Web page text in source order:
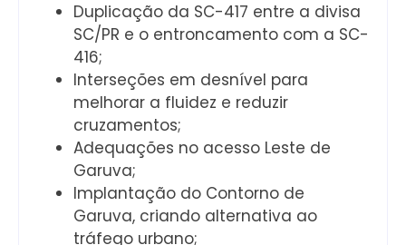
Duplicação da SC-417 entre a divisa
SC/PR e o entroncamento com a SC-
416;
Interseções em desnível para
melhorar a fluidez e reduzir
cruzamentos;
Adequações no acesso Leste de
Garuva;
Implantação do Contorno de
Garuva, criando alternativa ao
tráfego urbano;